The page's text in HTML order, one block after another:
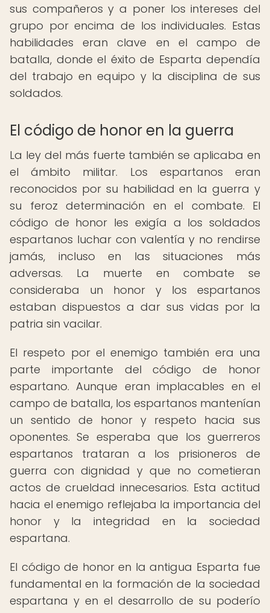
sus compañeros y a poner los intereses del
grupo por encima de los individuales. Estas
habilidades eran clave en el campo de
batalla, donde el éxito de Esparta dependía
del trabajo en equipo y la disciplina de sus
soldados.
El código de honor en la guerra
La ley del más fuerte también se aplicaba en
el ámbito militar. Los espartanos eran
reconocidos por su habilidad en la guerra y
su feroz determinación en el combate. El
código de honor les exigía a los soldados
espartanos luchar con valentía y no rendirse
jamás, incluso en las situaciones más
adversas. La muerte en combate se
consideraba un honor y los espartanos
estaban dispuestos a dar sus vidas por la
patria sin vacilar.
El respeto por el enemigo también era una
parte importante del código de honor
espartano. Aunque eran implacables en el
campo de batalla, los espartanos mantenían
un sentido de honor y respeto hacia sus
oponentes. Se esperaba que los guerreros
espartanos trataran a los prisioneros de
guerra con dignidad y que no cometieran
actos de crueldad innecesarios. Esta actitud
hacia el enemigo reflejaba la importancia del
honor y la integridad en la sociedad
espartana.
El código de honor en la antigua Esparta fue
fundamental en la formación de la sociedad
espartana y en el desarrollo de su poderío